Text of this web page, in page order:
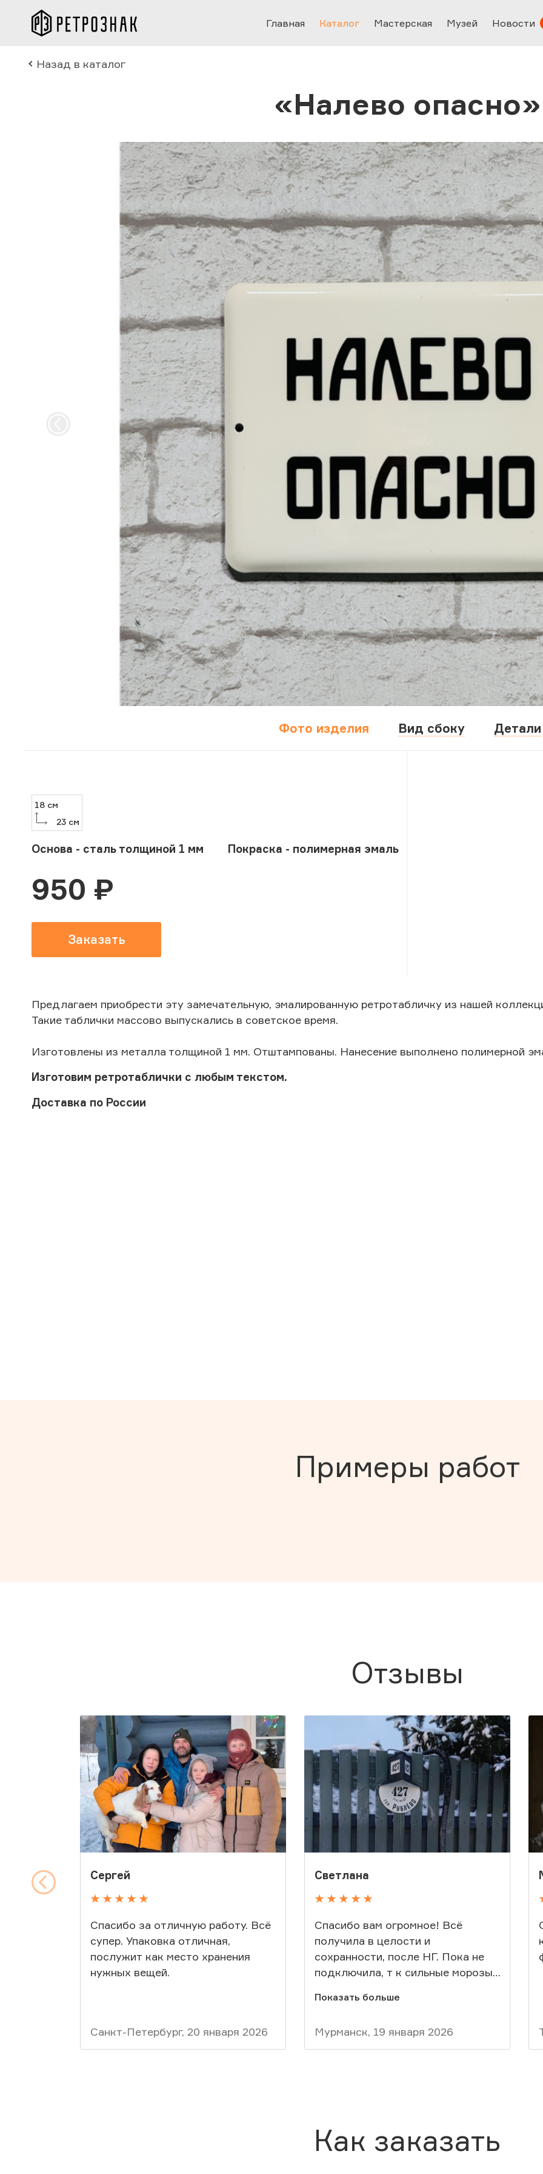
Главная Каталог Мастерская Музей Новости
Назад в каталог
«Налево опасно»
Фото изделия Вид сбоку Детали
18 см
23 см
Основа - сталь толщиной 1 мм Покраска - полимерная эмаль
950 ₽
Заказать
Предлагаем приобрести эту замечательную, эмалированную ретротабличку из нашей
Такие таблички массово выпускались в советское время.
Изготовлены из металла толщиной 1 мм. Отштампованы. Нанесение выполнено полимерной
Изготовим ретротаблички с любым текстом.
Доставка по России
Примеры работ
Отзывы
Сергей
Спасибо за отличную работу. Всё
супер. Упаковка отличная,
послужит как место хранения
нужных вещей.
Санкт-Петербург, 20 января 2026
Светлана
Спасибо вам огромное! Всё
получила в целости и
сохранности, после НГ. Пока не
подключила, т к сильные морозы,
Вот результат - далее на фото.
группе, были интересанты -
сбросила ваши координаты.
Показать больше
Мурманск, 19 января 2026
Как заказать